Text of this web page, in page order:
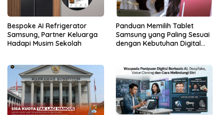
Bespoke AI Refrigerator
Samsung, Partner Keluarga
Hadapi Musim Sekolah
Panduan Memilih Tablet
Samsung yang Paling Sesuai
dengan Kebutuhan Digital